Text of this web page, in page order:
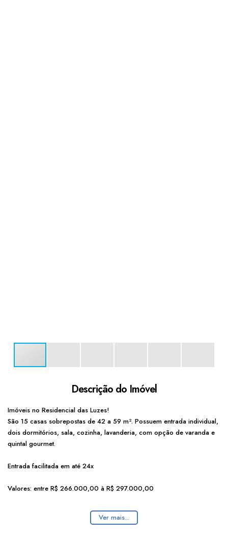
Descrição do Imóvel
Imóveis no Residencial das Luzes!
São 15 casas sobrepostas de 42 a 59 m². Possuem entrada individual,
dois dormitórios, sala, cozinha, lavanderia, com opção de varanda e
quintal gourmet.
Entrada facilitada em até 24x
Valores: entre R$ 266.000,00 à R$ 297.000,00
Ver mais...